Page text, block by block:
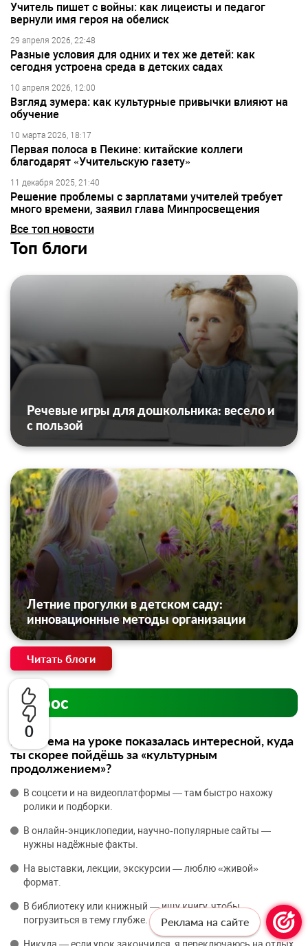
0
Учитель пишет с войны: как лицеисты и педагог
вернули имя героя на обелиск
29 апреля 2026, 22:48
Разные условия для одних и тех же детей: как
сегодня устроена среда в детских садах
10 апреля 2026, 12:00
Взгляд зумера: как культурные привычки влияют на
обучение
10 марта 2026, 18:17
Первая полоса в Пекине: китайские коллеги
благодарят «Учительскую газету»
11 декабря 2025, 21:40
Решение проблемы с зарплатами учителей требует
много времени, заявил глава Минпросвещения
Все топ новости
Топ блоги
Речевые игры для дошкольника: весело и
с пользой
Летние прогулки в детском саду:
инновационные методы организации
Читать блоги
Опрос
Если тема на уроке показалась интересной, куда
ты скорее пойдёшь за «культурным
продолжением»?
В соцсети и на видеоплатформы — там быстро нахожу
ролики и подборки.
В онлайн‑энциклопедии, научно‑популярные сайты —
нужны надёжные факты.
На выставки, лекции, экскурсии — люблю «живой»
формат.
В библиотеку или книжный — ищу книгу, чтобы
погрузиться в тему глубже.
Реклама на сайте